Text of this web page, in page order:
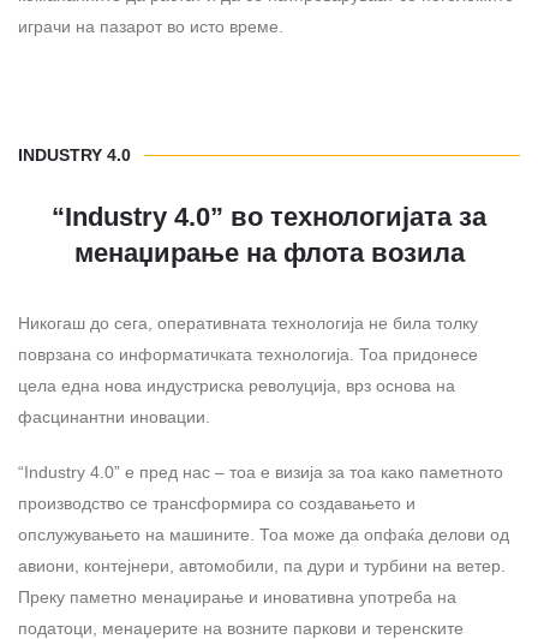
играчи на пазарот во исто време.
INDUSTRY 4.0
“Industry 4.0” во технологијата за
менаџирање на флота возила
Никогаш до сега, оперативната технологија не била толку
поврзана со информатичката технологија. Тоа придонесе
цела една нова индустриска револуција, врз основа на
фасцинантни иновации.
“Industry 4.0” е пред нас – тоа е визија за тоа како паметното
производство се трансформира со создавањето и
опслужувањето на машините. Тоа може да опфаќа делови од
авиони, контејнери, автомобили, па дури и турбини на ветер.
Преку паметно менаџирање и иновативна употреба на
податоци, менаџерите на возните паркови и теренските